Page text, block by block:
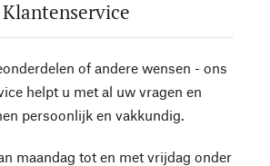
Klantenservice
of andere wensen - ons
helpt u met al uw vragen en
persoonlijk en vakkundig.
maandag tot en met vrijdag onder